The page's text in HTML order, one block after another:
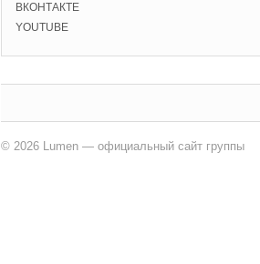
ВКОНТАКТЕ
YOUTUBE
© 2026 Lumen — официальный сайт группы